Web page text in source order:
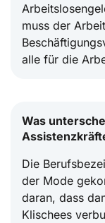
muss der
alle für die
Was
Die
der Mode
daran, dass
Klischees